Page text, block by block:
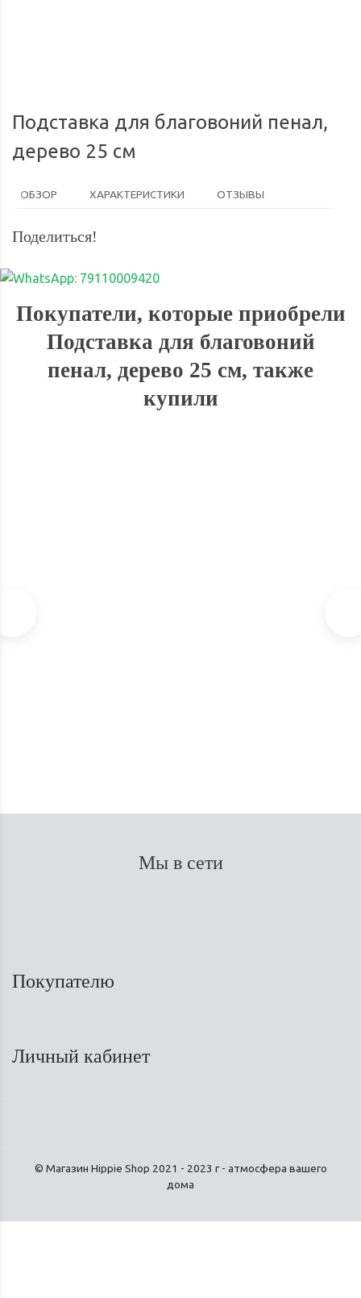
Подставка для благовоний пенал,
дерево 25 см
ОБЗОР ХАРАКТЕРИСТИКИ ОТЗЫВЫ
Поделиться!
Покупатели, которые приобрели
Подставка для благовоний
пенал, дерево 25 см, также
купили
Мы в сети
Покупателю
Личный кабинет
© Магазин Hippie Shop 2021 - 2023 г - атмосфера вашего
дома